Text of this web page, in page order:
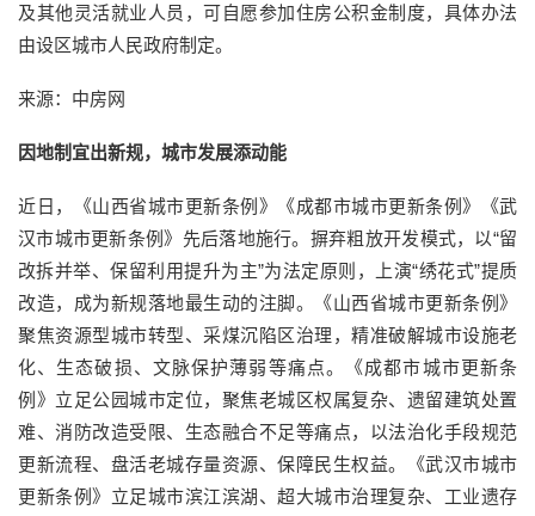
及其他灵活就业人员，可自愿参加住房公积金制度，具体办法
由设区城市人民政府制定。
来源：中房网
因地制宜出新规，城市发展添动能
近日，《山西省城市更新条例》《成都市城市更新条例》《武
汉市城市更新条例》先后落地施行。摒弃粗放开发模式，以“留
改拆并举、保留利用提升为主”为法定原则，上演“绣花式”提质
改造，成为新规落地最生动的注脚。《山西省城市更新条例》
聚焦资源型城市转型、采煤沉陷区治理，精准破解城市设施老
化、生态破损、文脉保护薄弱等痛点。《成都市城市更新条
例》立足公园城市定位，聚焦老城区权属复杂、遗留建筑处置
难、消防改造受限、生态融合不足等痛点，以法治化手段规范
更新流程、盘活老城存量资源、保障民生权益。《武汉市城市
更新条例》立足城市滨江滨湖、超大城市治理复杂、工业遗存